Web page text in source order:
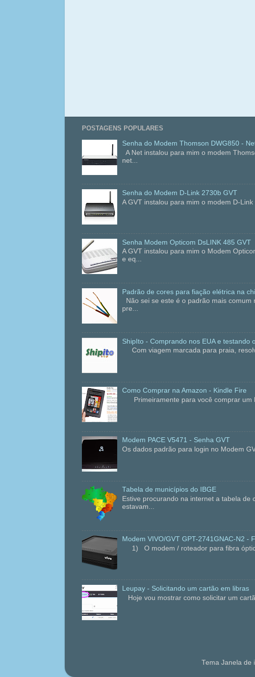
POSTAGENS POPULARES
Senha do Modem Thomson DWG850 -
A Net instalou para mim o modem
net...
Senha do Modem D-Link 2730b GVT
A GVT instalou para mim o modem D-
Senha Modem Opticom DsLINK 485 GVT
A GVT instalou para mim o Modem
e eq...
Padrão de cores para fiação elétrica na
Não sei se este é o padrão mais
pre...
ShipIto - Comprando nos EUA e testando
Com viagem marcada para praia,
Como Comprar na Amazon - Kindle Fire
Primeiramente para você comprar um
Modem PACE V5471 - Senha GVT
Os dados padrão para login no Modem
Tabela de municípios do IBGE
Estive procurando na internet a tabela
estavam...
Modem VIVO/GVT GPT-2741GNAC-N2 -
1) O modem / roteador para fibra
Leupay - Solicitando um cartão em libras
Hoje vou mostrar como solicitar um
Tema Janela de